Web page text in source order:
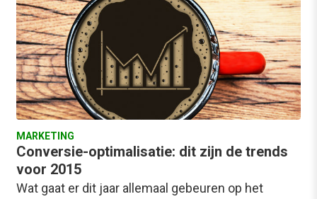
MARKETING
Conversie-optimalisatie: dit zijn de trends
voor 2015
Wat gaat er dit jaar allemaal gebeuren op het